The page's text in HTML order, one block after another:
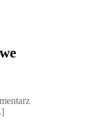
[PRZEDSPRZEDAŻ],